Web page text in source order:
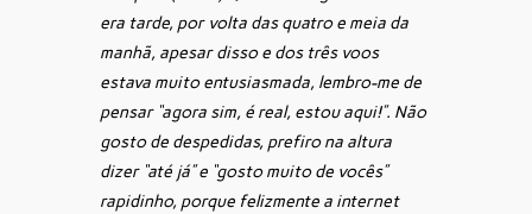
era tarde, por volta das quatro e meia da
manhã, apesar disso e dos três voos
estava muito entusiasmada, lembro-me de
pensar “agora sim, é real, estou aqui!”. Não
gosto de despedidas, prefiro na altura
dizer “até já” e “gosto muito de vocês”
rapidinho, porque felizmente a internet